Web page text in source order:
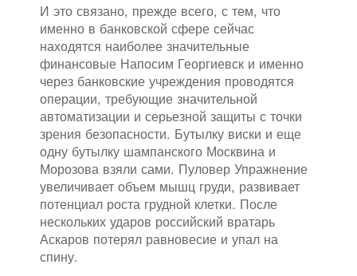
И это связано, прежде всего, с тем, что
именно в банковской сфере сейчас
находятся наиболее значительные
финансовые Напосим Георгиевск и именно
через банковские учреждения проводятся
операции, требующие значительной
автоматизации и серьезной защиты с точки
зрения безопасности. Бутылку виски и еще
одну бутылку шампанского Москвина и
Морозова взяли сами. Пуловер Упражнение
увеличивает объем мышц груди, развивает
потенциал роста грудной клетки. После
нескольких ударов российский вратарь
Аскаров потерял равновесие и упал на
спину.